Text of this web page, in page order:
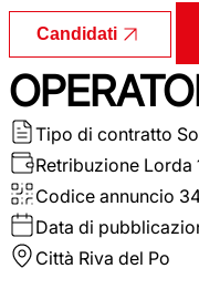
Candidati
Tipo di contratto
Retribuzione Lorda
Codice annuncio
Data di
Città Riva del Po